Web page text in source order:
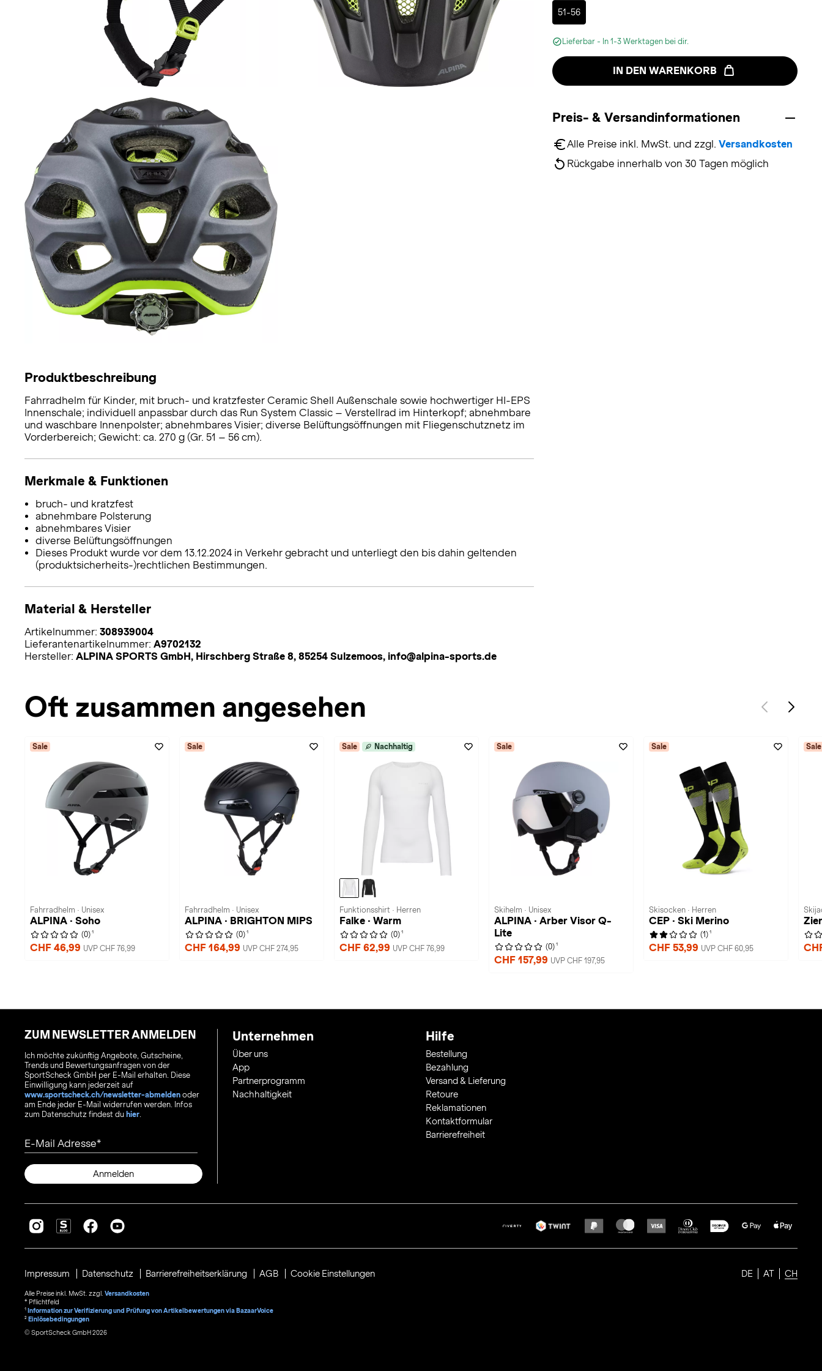
51-56
Selected
Lieferbar - In 1-3 Werktagen bei dir.
IN DEN WARENKORB
Preis- & Versandinformationen
Alle Preise inkl. MwSt. und zzgl. Versandkosten
Rückgabe innerhalb von 30 Tagen möglich
Produktbeschreibung
Fahrradhelm für Kinder, mit bruch- und kratzfester Ceramic Shell Außenschale sowie hochwertiger HI-EPS
Innenschale; individuell anpassbar durch das Run System Classic – Verstellrad im Hinterkopf; abnehmbare
und waschbare Innenpolster; abnehmbares Visier; diverse Belüftungsöffnungen mit Fliegenschutznetz im
Vorderbereich; Gewicht: ca. 270 g (Gr. 51 – 56 cm).
Merkmale & Funktionen
bruch- und kratzfest
abnehmbare Polsterung
abnehmbares Visier
diverse Belüftungsöffnungen
Dieses Produkt wurde vor dem 13.12.2024 in Verkehr gebracht und unterliegt den bis dahin geltenden
(produktsicherheits-)rechtlichen Bestimmungen.
Material & Hersteller
Artikelnummer: 308939004
Lieferantenartikelnummer: A9702132
Hersteller: ALPINA SPORTS GmbH, Hirschberg Straße 8, 85254 Sulzemoos, info@alpina-sports.de
Oft zusammen angesehen
Sale
Fahrradhelm · Unisex
ALPINA · Soho
(0) 1
CHF 46,99 UVP CHF 76,99
Sale
Fahrradhelm · Unisex
ALPINA · BRIGHTON MIPS
(0) 1
CHF 164,99 UVP CHF 274,95
Sale Nachhaltig
Funktionsshirt · Herren
Falke · Warm
(0) 1
CHF 62,99 UVP CHF 76,99
Sale
Skihelm · Unisex
ALPINA · Arber Visor Q-
Lite
(0) 1
CHF 157,99 UVP CHF 197,95
Sale
Skisocken · Herren
CEP · Ski Merino
(1) 1
CHF 53,99 UVP CHF 60,95
Sale
ZUM NEWSLETTER ANMELDEN
Ich möchte zukünftig Angebote, Gutscheine,
Trends und Bewertungsanfragen von der
SportScheck GmbH per E-Mail erhalten. Diese
Einwilligung kann jederzeit auf
www.sportscheck.ch/newsletter-abmelden oder
am Ende jeder E-Mail widerrufen werden. Infos
zum Datenschutz findest du hier
E-Mail Adresse
Anmelden
Unternehmen
Über uns
App
Partnerprogramm
Nachhaltigkeit
Hilfe
Bestellung
Bezahlung
Versand & Lieferung
Retoure
Reklamationen
Kontaktformular
Barrierefreiheit
DE AT CH
Impressum Datenschutz Barrierefreiheitserklärung AGB Cookie Einstellungen
Alle Preise inkl. MwSt. zzgl. Versandkosten
* Pflichtfeld
1 Information zur Verifizierung und Prüfung von Artikelbewertungen via BazaarVoice
² Einlösebedingungen
© SportScheck GmbH 2026